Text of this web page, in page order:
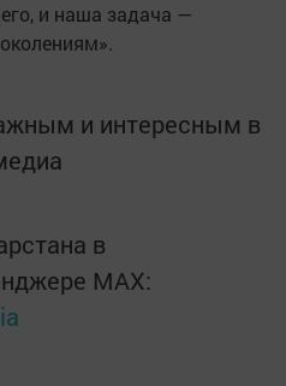
и наша задача —
и интересным в
в
MАХ: